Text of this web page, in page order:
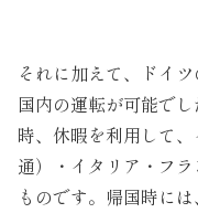
それに加えて、ドイ
国内の運転が可能で
時、休暇を利用して
通）・イタリア・フ
ものです。帰国時に